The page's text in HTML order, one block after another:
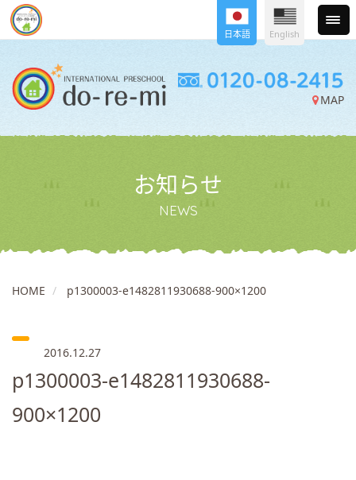
MAP
日本語 English
お知らせ
NEWS
HOME p1300003-e1482811930688-900×1200
2016.12.27
p1300003-e1482811930688-
900×1200